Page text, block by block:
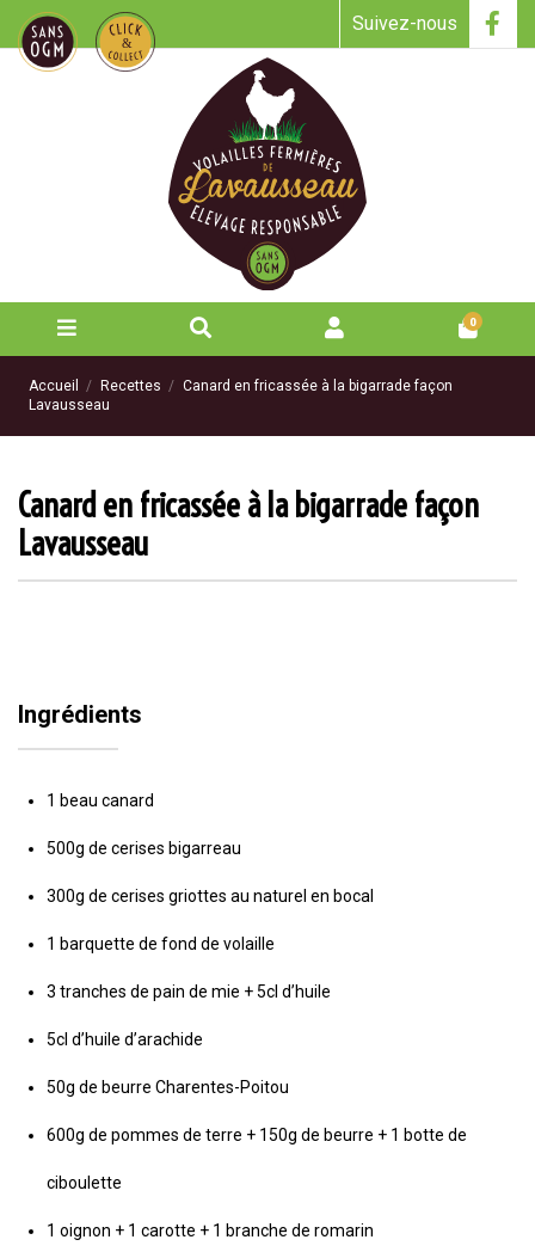
Suivez-nous
0
Accueil Recettes
Canard en fricassée à la bigarrade façon
Lavausseau
Canard en fricassée à la bigarrade façon
Lavausseau
Ingrédients
1 beau canard
500g de cerises bigarreau
300g de cerises griottes au naturel en bocal
1 barquette de fond de volaille
3 tranches de pain de mie + 5cl d’huile
5cl d’huile d’arachide
50g de beurre Charentes-Poitou
600g de pommes de terre + 150g de beurre + 1 botte de
ciboulette
1 oignon + 1 carotte + 1 branche de romarin